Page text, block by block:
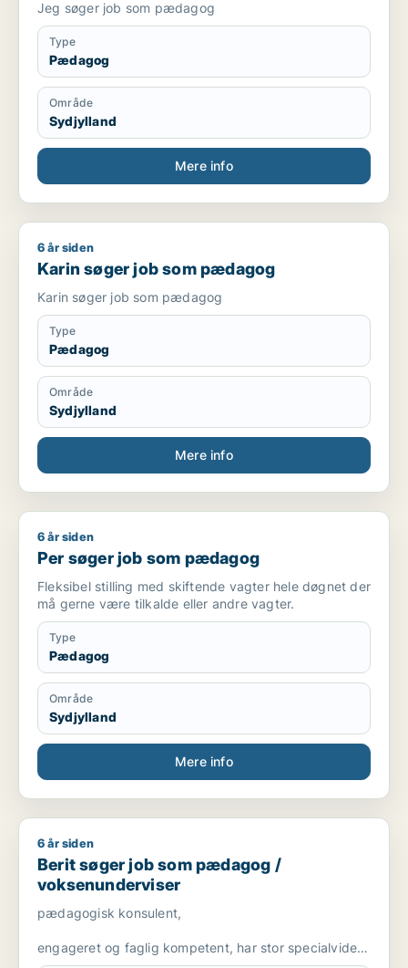
Jeg søger job som pædagog
Type
Pædagog
Område
Sydjylland
Mere info
Karin søger job som pædagog
6 år siden
Karin søger job som pædagog
Karin søger job som pædagog
Type
Pædagog
Område
Sydjylland
Mere info
Per søger job som pædagog
6 år siden
Per søger job som pædagog
Fleksibel stilling med skiftende vagter hele døgnet der
må gerne være tilkalde eller andre vagter.
Type
Pædagog
Område
Sydjylland
Mere info
Berit søger job som pædagog / voksenunderviser
6 år siden
Berit søger job som pædagog /
voksenunderviser
pædagogisk konsulent,
engageret og faglig kompetent, har stor specialviden
og er fleksibel